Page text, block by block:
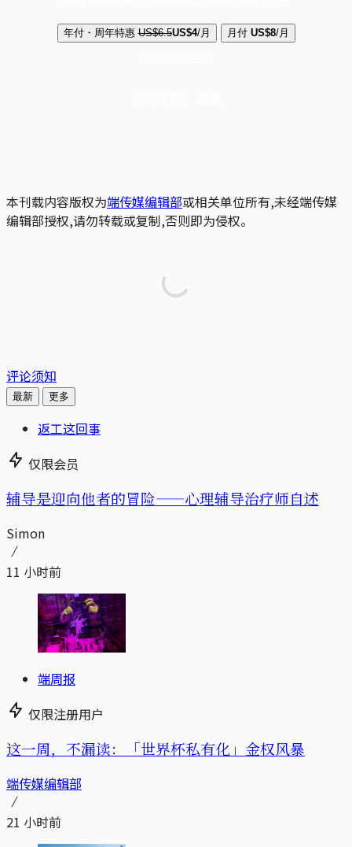
年付・周年特惠 US$6.5US$4/月 月付 US$8/月
本刊载内容版权为端传媒编辑部或相关单位所有,未经端传媒
编辑部授权,请勿转载或复制,否则即为侵权。
评论须知
最新 更多
返工这回事
仅限会员
辅导是迎向他者的冒险——心理辅导治疗师自述
Simon
11 小时前
端周报
仅限注册用户
这一周，不漏读：「世界杯私有化」金权风暴
端传媒编辑部
21 小时前